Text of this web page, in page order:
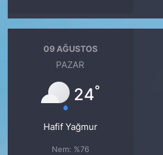
09 AĞUSTOS
PAZAR
24°
Hafif Yağmur
Nem: %76